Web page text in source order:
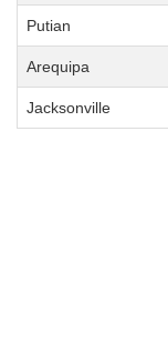
Putian
Arequipa
Jacksonville